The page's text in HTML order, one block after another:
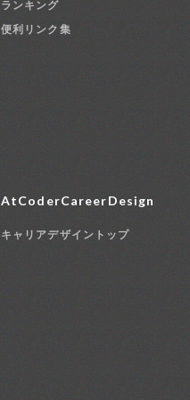
ランキング
便利リンク集
AtCoderCareerDesign
キャリアデザイントップ